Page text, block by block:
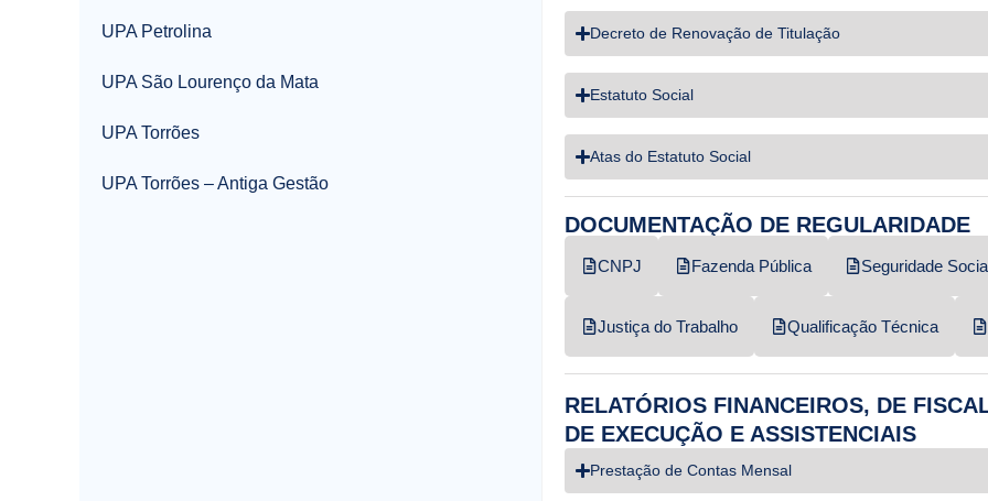
UPA Petrolina
UPA São Lourenço da Mata
UPA Torrões
UPA Torrões – Antiga Gestão
Decreto de Renovação de Titulação
Estatuto Social
Atas do Estatuto Social
DOCUMENTAÇÃO DE REGULARIDADE
CNPJ Fazenda Pública Seguridade
Justiça do Trabalho Qualificação Técnica
RELATÓRIOS FINANCEIROS, DE
DE EXECUÇÃO E ASSISTENCIAIS
Prestação de Contas Mensal